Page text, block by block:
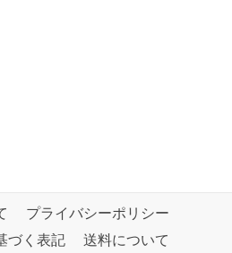
プライバシーポリシー
づく表記
送料について